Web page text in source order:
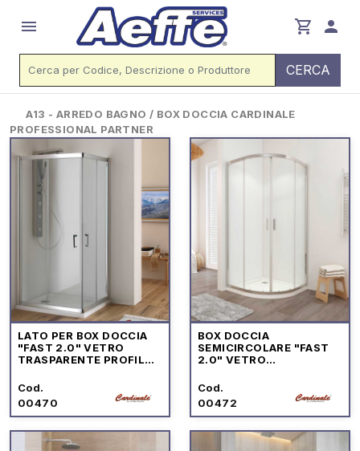
menu shopping_cart person
CERCA
A13 - ARREDO BAGNO / BOX DOCCIA CARDINALE
PROFESSIONAL PARTNER
LATO PER BOX DOCCIA
"FAST 2.0" VETRO
TRASPARENTE PROFILO
Cod.
00470
BOX DOCCIA
SEMICIRCOLARE "FAST
2.0" VETRO
CROMO
Cod.
00472